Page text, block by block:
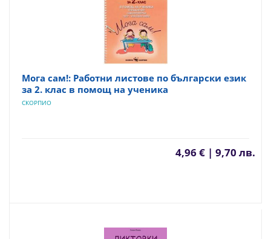
Мога сам!: Работни листове по български език
за 2. клас в помощ на ученика
СКОРПИО
4,96 € | 9,70 лв.